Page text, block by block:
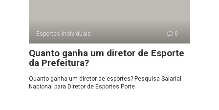
Esportes individuais 0
Quanto ganha um diretor de Esporte
da Prefeitura?
Quanto ganha um diretor de esportes? Pesquisa Salarial
Nacional para Diretor de Esportes Porte